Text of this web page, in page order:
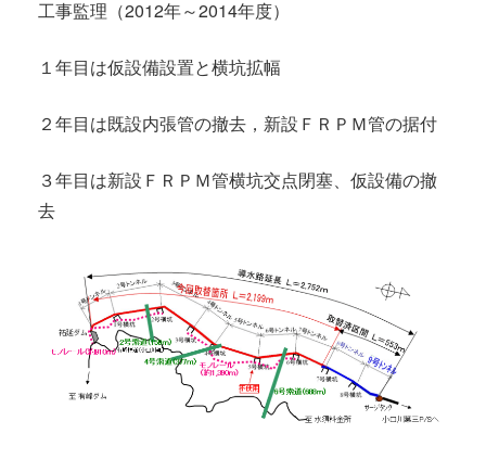
工事監理（2012年～2014年度）
１年目は仮設備設置と横坑拡幅
２年目は既設内張管の撤去，新設ＦＲＰＭ管の据付
３年目は新設ＦＲＰＭ管横坑交点閉塞、仮設備の撤
去